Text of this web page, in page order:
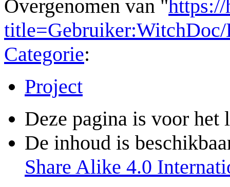
Overgenomen van "
Categorie:
Project
Deze pagina is voor het
De inhoud is
Share Alike 4.0